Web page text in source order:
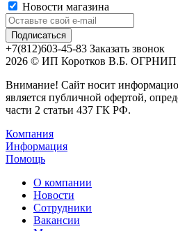
Новости магазина
+7(812)603-45-83 Заказать звонок
2026 © ИП Коротков В.Б. ОГРНИП
Внимание! Сайт носит
является публичной офертой,
части 2 статьи 437 ГК РФ.
Компания
Информация
Помощь
О компании
Новости
Сотрудники
Вакансии